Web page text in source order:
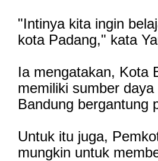
"Intinya kita ingin
kota Padang," kata
Ia mengatakan, Kota
memiliki sumber
Bandung bergantung
Untuk itu juga,
mungkin untuk